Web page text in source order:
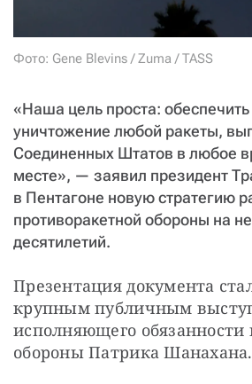
Фото: Gene Blevins / Zuma / TASS
«Наша цель проста:
уничтожение любой ракеты,
Соединенных Штатов в любое
месте», — заявил президент
в Пентагоне новую стратегию
противоракетной обороны на
десятилетий.
Презентация документа
крупным публичным
исполняющего обязанности
обороны Патрика Шанахана.